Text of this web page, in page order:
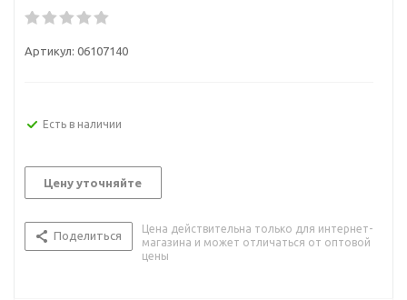
Артикул: 06107140
Есть в наличии
Цену уточняйте
Поделиться
Цена действительна только для интернет-
магазина и может отличаться от оптовой
цены